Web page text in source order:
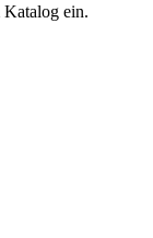
Katalog ein.